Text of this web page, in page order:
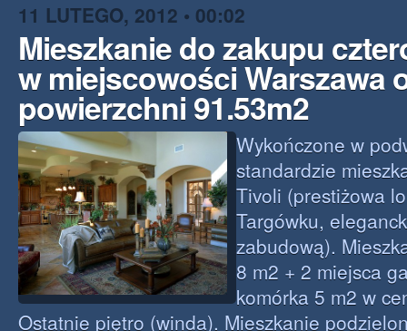
11 LUTEGO, 2012 • 00:02
Mieszkanie do zakupu
w miejscowości Warszawa
powierzchni 91.53m2
Wykończone w
standardzie
Tivoli (prestiżowa
Targówku,
zabudową).
8 m2 + 2 miejsca
komórka 5 m2 w
Ostatnie piętro (winda). Mieszkanie